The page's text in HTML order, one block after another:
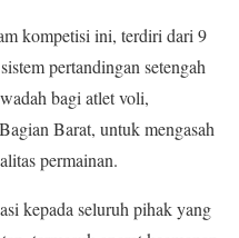
kompetisi ini, terdiri dari 9
pertandingan setengah
bagi atlet voli,
Barat, untuk mengasah
permainan.
kepada seluruh pihak yang